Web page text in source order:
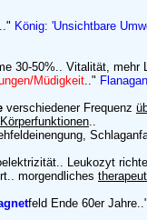
König: 'Unsichtbare
30-50%.. Vitalität, mehr
Müdigkeit.."
verschiedener Frequenz
..
Leukozyt
morgendliches
feld Ende 60er Jahre.."